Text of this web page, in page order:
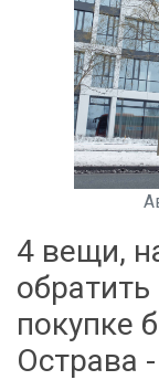
4 вещи,
покупке
Острава